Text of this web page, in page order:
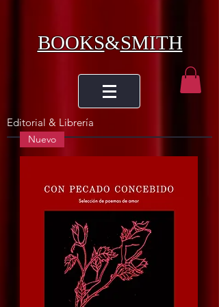
BOOKS&SMITH
Editorial & Librería
Nuevo